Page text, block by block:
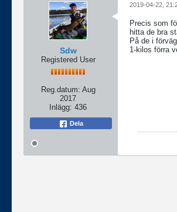
Sdw
Registered User
Reg.datum: Aug
2017
Inlägg: 436
Dela
2019-04-22,
Precis som
hitta de bra
På de i
1-kilos förra